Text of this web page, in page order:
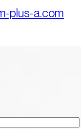
plus-a.com